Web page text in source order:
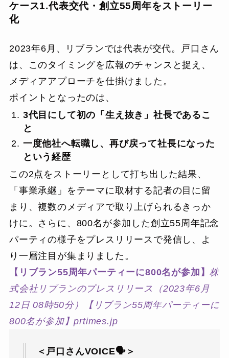
ケース1.代表交代・創立55周年をストーリー
化
2023年6月、リブランでは代表が交代。戸口さん
は、このタイミングを広報のチャンスと捉え、
メディアアプローチを仕掛けました。
ポイントとなったのは、
3代目にして初の「生え抜き」社長であるこ
と
一度他社へ転職し、再び戻って社長になった
という経歴
この2点をストーリーとして打ち出した結果、
「事業承継」をテーマに取材する記者の目に留
まり、複数のメディアで取り上げられるきっか
けに。さらに、800名が参加した創立55周年記念
パーティの様子をプレスリリースで発信し、よ
り一層注目が集まりました。
【リブラン55周年パーティーに800名が参加】株
式会社リブランのプレスリリース（2023年6月
12日 08時50分）【リブラン55周年パーティーに
800名が参加】prtimes.jp
＜戸口さんVOICE🗣＞